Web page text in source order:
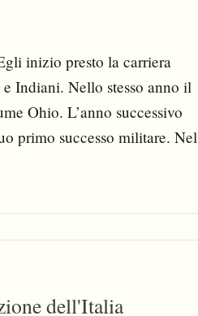
inizio presto la carriera
Indiani. Nello stesso anno il
Ohio. L’anno successivo
primo successo militare. Nel
16 anni.
dell'Italia